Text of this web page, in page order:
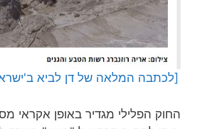
[לכתבה המלאה של דן לביא
החוק הפלילי מגדיר באופן אקראי